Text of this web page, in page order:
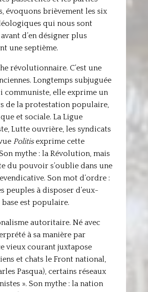
évoquons brièvement les six
qui nous sont
d’en désigner plus
une septième.
révolutionnaire. C’est une
Longtemps subjuguée
communiste, elle exprime un
de la protestation populaire,
et sociale. La Ligue
Lutte ouvrière, les syndicats
Politisexprime cette
mythe : la Révolution, mais
du pouvoir s’oublie dans une
Son mot d’ordre :
peuples à disposer d’eux-
base est populaire.
autoritaire. Né avec
à sa manière par
vieux courant juxtapose
et chats le Front national,
Pasqua), certains réseaux
». Son mythe : la nation